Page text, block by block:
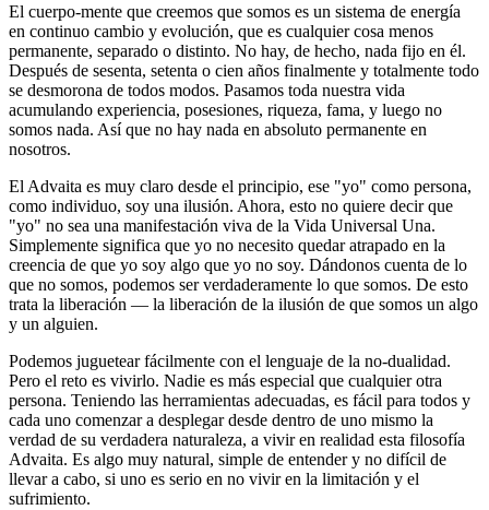
El cuerpo-mente que creemos que somos es un sistema de energía
en continuo cambio y evolución, que es cualquier cosa menos
permanente, separado o distinto. No hay, de hecho, nada fijo en él.
Después de sesenta, setenta o cien años finalmente y totalmente todo
se desmorona de todos modos. Pasamos toda nuestra vida
acumulando experiencia, posesiones, riqueza, fama, y luego no
somos nada. Así que no hay nada en absoluto permanente en
nosotros.
El Advaita es muy claro desde el principio, ese "yo" como persona,
como individuo, soy una ilusión. Ahora, esto no quiere decir que
"yo" no sea una manifestación viva de la Vida Universal Una.
Simplemente significa que yo no necesito quedar atrapado en la
creencia de que yo soy algo que yo no soy. Dándonos cuenta de lo
que no somos, podemos ser verdaderamente lo que somos. De esto
trata la liberación ― la liberación de la ilusión de que somos un algo
y un alguien.
Podemos juguetear fácilmente con el lenguaje de la no-dualidad.
Pero el reto es vivirlo. Nadie es más especial que cualquier otra
persona. Teniendo las herramientas adecuadas, es fácil para todos y
cada uno comenzar a desplegar desde dentro de uno mismo la
verdad de su verdadera naturaleza, a vivir en realidad esta filosofía
Advaita. Es algo muy natural, simple de entender y no difícil de
llevar a cabo, si uno es serio en no vivir en la limitación y el
sufrimiento.